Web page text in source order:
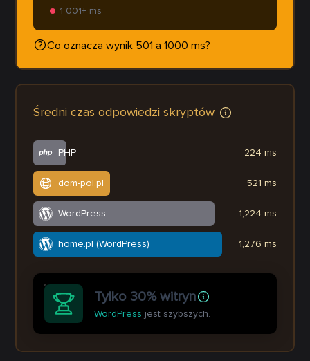
1 001+ ms
Co oznacza wynik 501 a 1000 ms?
Średni czas odpowiedzi skryptów
PHP
dom-pol.pl
WordPress
home.pl (WordPress)
224 ms
521 ms
1,224 ms
1,276 ms
Tylko 30% witryn
WordPress jest szybszych.